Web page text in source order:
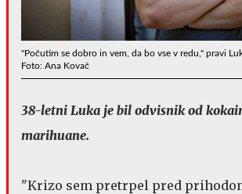
"Počutim se dobro in vem, da bo vse v redu," pravi
Foto: Ana Kovač
38-letni Luka je bil odvisnik od
marihuane.
"Krizo sem pretrpel pred